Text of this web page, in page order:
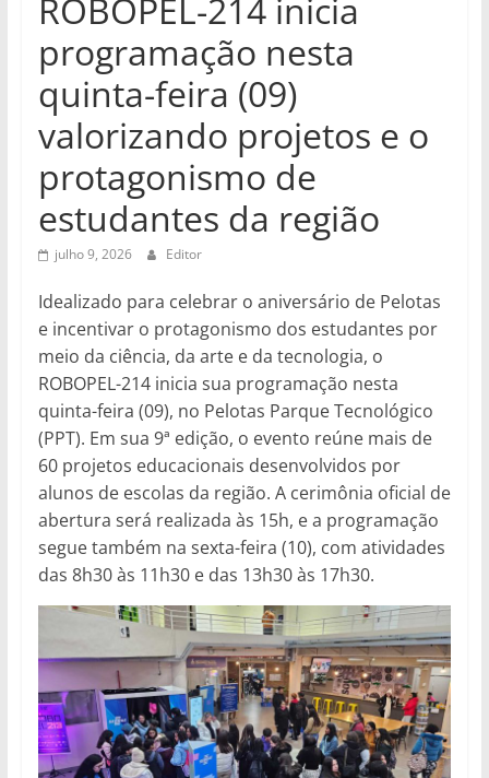
ROBOPEL-214 inicia
programação nesta
quinta-feira (09)
valorizando projetos e o
protagonismo de
estudantes da região
julho 9, 2026 Editor
Idealizado para celebrar o aniversário de Pelotas
e incentivar o protagonismo dos estudantes por
meio da ciência, da arte e da tecnologia, o
ROBOPEL-214 inicia sua programação nesta
quinta-feira (09), no Pelotas Parque Tecnológico
(PPT). Em sua 9ª edição, o evento reúne mais de
60 projetos educacionais desenvolvidos por
alunos de escolas da região. A cerimônia oficial de
abertura será realizada às 15h, e a programação
segue também na sexta-feira (10), com atividades
das 8h30 às 11h30 e das 13h30 às 17h30.